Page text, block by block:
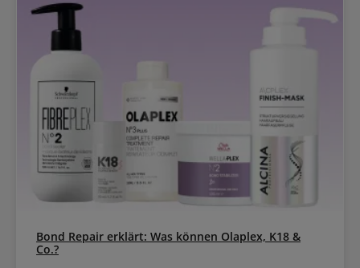
Bond Repair erklärt: Was können Olaplex, K18 &
Co.?